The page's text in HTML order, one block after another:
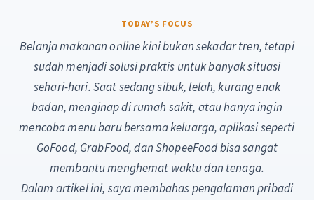
Belanja makanan online kini bukan sekadar tren, tetapi
sudah menjadi solusi praktis untuk banyak situasi
sehari-hari. Saat sedang sibuk, lelah, kurang enak
badan, menginap di rumah sakit, atau hanya ingin
mencoba menu baru bersama keluarga, aplikasi seperti
GoFood, GrabFood, dan ShopeeFood bisa sangat
membantu menghemat waktu dan tenaga.
Dalam artikel ini, saya membahas pengalaman pribadi